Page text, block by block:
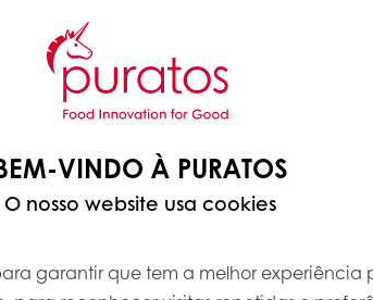
sublimes. Mas queremos ir mais
inventá-la consigo, para juntos
consumo.
as nossas sugestões,
VINDO À PURATOS
O nosso website usa cookies
garantir que tem a melhor experiência